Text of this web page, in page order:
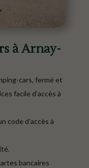
à Arnay-
cars, fermé et
facile d’accès à
code d’accès à
bancaires